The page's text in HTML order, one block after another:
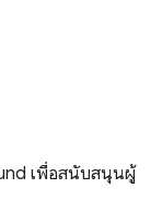
เพื่อสนับสนุนผู้